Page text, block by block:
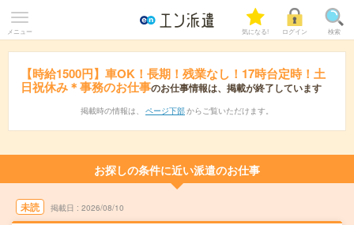
メニュー 気になる! ログイン 検索
【時給1500円】車OK！長期！残業なし！17時台定時！土
日祝休み＊事務のお仕事のお仕事情報は、掲載が終了しています
掲載時の情報は、 ページ下部 からご覧いただけます。
お探しの条件に近い派遣のお仕事
未読 掲載日 2026/08/10